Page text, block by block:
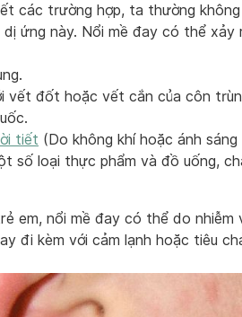
các trường hợp, ta thường
dị ứng này. Nổi mề đay có thể xảy
vết đốt hoặc vết cắn của côn
tiết (Do không khí hoặc ánh
số loại thực phẩm và đồ uống,
em, nổi mề đay có thể do
đi kèm với cảm lạnh hoặc tiêu